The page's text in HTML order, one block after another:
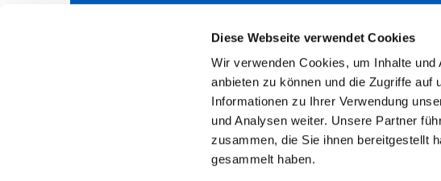
Diese Webseite verwendet Cookies
Wir verwenden Cookies, um Inhalte
anbieten zu können und die Zugriffe
Informationen zu Ihrer Verwendung
und Analysen weiter. Unsere Partner
zusammen, die Sie ihnen bereitgestellt
gesammelt haben.
Evangelische Trinitatis-Kirchengemeinde an der